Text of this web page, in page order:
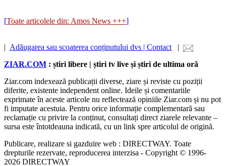
[Toate articolele din: Amos News +++]
| Adăugarea sau scoaterea conținutului dvs | Contact |
ZIAR.COM : știri libere | știri tv live și știri de ultima oră
Ziar.com indexează publicații diverse, ziare și reviste cu poziții
diferite, existente independent online. Ideile și comentariile
exprimate în aceste articole nu reflectează opiniile Ziar.com și nu pot
fi imputate acestuia. Pentru orice informație complementară sau
reclamație cu privire la conținut, consultați direct ziarele relevante –
sursa este întotdeauna indicată, cu un link spre articolul de origină.
Publicare, realizare si gazduire web : DIRECTWAY. Toate
drepturile rezervate, reproducerea interzisa - Copyright © 1996-
2026 DIRECTWAY